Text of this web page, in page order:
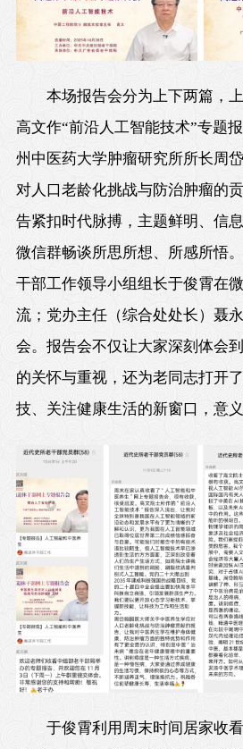
本场报告会分为上下两篇，
高文作“前沿人工智能技术”专题
州中医药大学肿瘤研究所所长周
对人口老龄化挑战与防治肿瘤的
告紧扣时代脉搏，主题鲜明、信
微信群畅谈所思所想、所感所悟
干部工作领导小组组长于俊霄在
流；党办主任（综合处处长）聂
会。报告会不仅让大家深刻体会
的关怀与重视，还为老同志打开
技、关注健康生活的新窗口，意
于俊霄利用周末时间居家收